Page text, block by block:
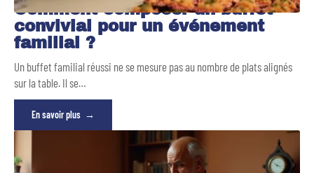
Comment composer un buffet
convivial pour un événement
familial ?
Un buffet familial réussi ne se mesure pas au nombre de plats alignés
sur la table. Il se…
En savoir plus